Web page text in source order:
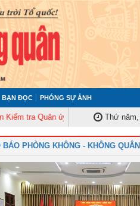
BẠN ĐỌC PHÓNG SỰ ẢNH
ủy Trung ương tập huấn nghiệp
Thứ
BÁO PHÒNG KHÔNG - KHÔNG QUÂN